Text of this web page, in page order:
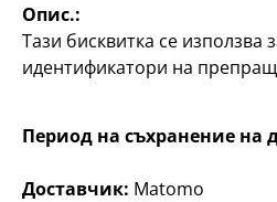
кариера
Опис.:
Тази бисквитка се използва
идентификатори на
Период на съхранение на
Доставчик: Matomo